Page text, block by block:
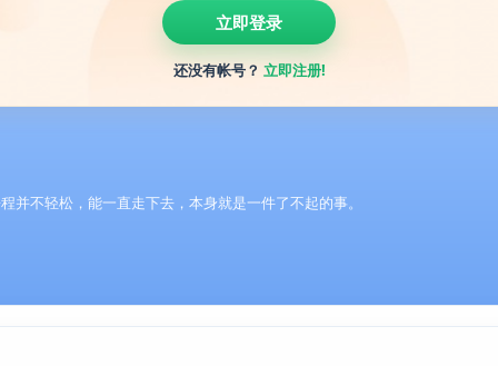
立即登录
还没有帐号？ 立即注册!
并不轻松，能一直走下去，本身就是一件了不起的事。